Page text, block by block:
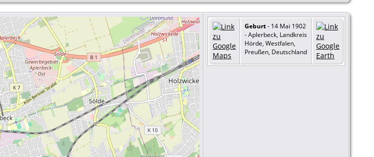
Geburt- 14 Mai 1902
- Aplerbeck, Landkreis
Hörde, Westfalen,
Preußen, Deutschland